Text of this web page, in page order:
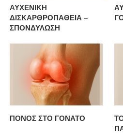
ΑΥΧΕΝΙΚΗ
ΔΙΣΚΑΡΘΡΟΠΑΘΕΙΑ –
ΣΠΟΝΔΥΛΩΣΗ
ΠΟΝΟΣ ΣΤΟ ΓΟΝΑΤΟ